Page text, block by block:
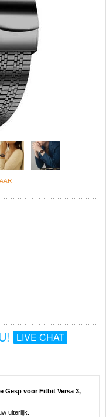
LIVE CHAT
Gesp voor Fitbit Versa 3,
uiterlijk.